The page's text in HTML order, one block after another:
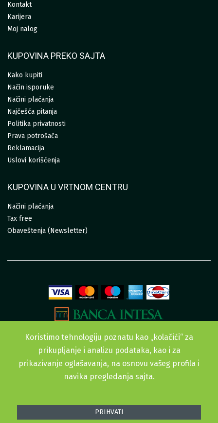
Kontakt
Karijera
Moj nalog
KUPOVINA PREKO SAJTA
Kako kupiti
Način isporuke
Načini plaćanja
Najčešća pitanja
Politika privatnosti
Prava potrošača
Reklamacija
Uslovi korišćenja
KUPOVINA U VRTNOM CENTRU
Načini plaćanja
Tax free
Obaveštenja (Newsletter)
Sva prava zadržana. © 2015-2022 Urban Garden doo
Koristimo tehnologiju poznatu kao „kolačići“ za
prikupljanje i analizu podataka, kao i za
prikazivanje oglašavanja, na osnovu vašeg profila i
navika pregledanja sajta.
PRIHVATI